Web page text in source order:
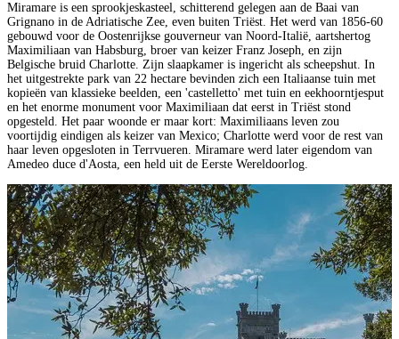
Miramare is een sprookjeskasteel, schitterend gelegen aan de Baai van
Grignano in de Adriatische Zee, even buiten Triëst. Het werd van 1856-60
gebouwd voor de Oostenrijkse gouverneur van Noord-Italië, aartshertog
Maximiliaan van Habsburg, broer van keizer Franz Joseph, en zijn
Belgische bruid Charlotte. Zijn slaapkamer is ingericht als scheepshut. In
het uitgestrekte park van 22 hectare bevinden zich een Italiaanse tuin met
kopieën van klassieke beelden, een 'castelletto' met tuin en eekhoorntjesput
en het enorme monument voor Maximiliaan dat eerst in Triëst stond
opgesteld. Het paar woonde er maar kort: Maximiliaans leven zou
voortijdig eindigen als keizer van Mexico; Charlotte werd voor de rest van
haar leven opgesloten in Terrvueren. Miramare werd later eigendom van
Amedeo duce d'Aosta, een held uit de Eerste Wereldoorlog.